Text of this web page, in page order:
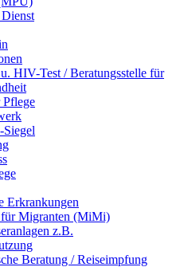
HIV-Test / Beratungsstelle für
Erkrankungen
Migranten (MiMi)
z.B.
Beratung / Reiseimpfung